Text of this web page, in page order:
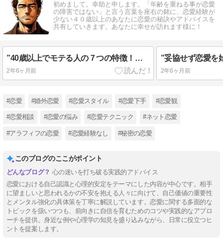
初めまして。幸助と申します。「年齢を重ねる事が恋愛
の障害ではない」と言う言葉を座右の銘に、恋愛経験が
少ない４０歳以上のあなたに恋愛の秘訣やアドバイスを
共有していきます。あなたに幸せが訪れます様に！
”40歳以上でモテる人の７つの特徴！年を重ねてもモテる人はどんな考え方をしている？”
2年6ヶ月前 2年6ヶ月前
#恋愛 #婚外恋愛 #恋愛スタイル #恋愛下手 #恋愛観
#恋愛相談 #恋愛の悩み #恋愛テクニック #ネット恋愛
#アラフィフの恋愛 #恋愛経験なし #秘密の恋愛
このブログのここがポイント
心の迷いを打ち破る実践的アドバイス
恋愛における自己認識と心理的安定をテーマにした内容が中心です。相手
に望ましいと思われるかの不安を抱える人々に向けて、自己価値の重要性
とメンタル強化の具体策を丁寧に解説しています。恋愛に関する多面的な
トピックを扱いつつも、前向きに自信を育むためのコツや実践的なアプロ
ーチを提供。身近な例や心理学の知見を盛り込みながら、日常に役立つヒ
ントを提案します。